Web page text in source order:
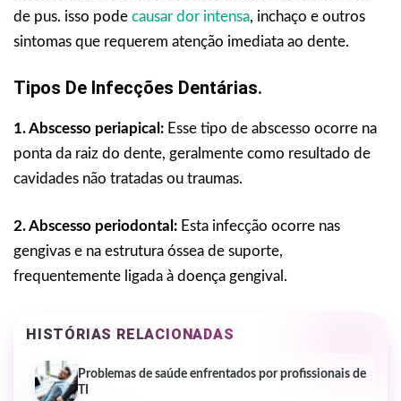
de pus. isso pode causar dor intensa, inchaço e outros
sintomas que requerem atenção imediata ao dente.
Tipos De Infecções Dentárias.
1. Abscesso periapical: Esse tipo de abscesso ocorre na
ponta da raiz do dente, geralmente como resultado de
cavidades não tratadas ou traumas.
2. Abscesso periodontal: Esta infecção ocorre nas
gengivas e na estrutura óssea de suporte,
frequentemente ligada à doença gengival.
HISTÓRIAS RELACIONADAS
Problemas de saúde enfrentados por profissionais de
TI